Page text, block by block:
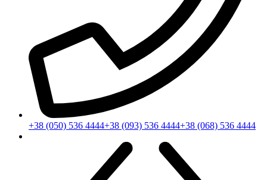
+38 (050) 536 4444+38 (093) 536 4444+38 (068) 536 4444